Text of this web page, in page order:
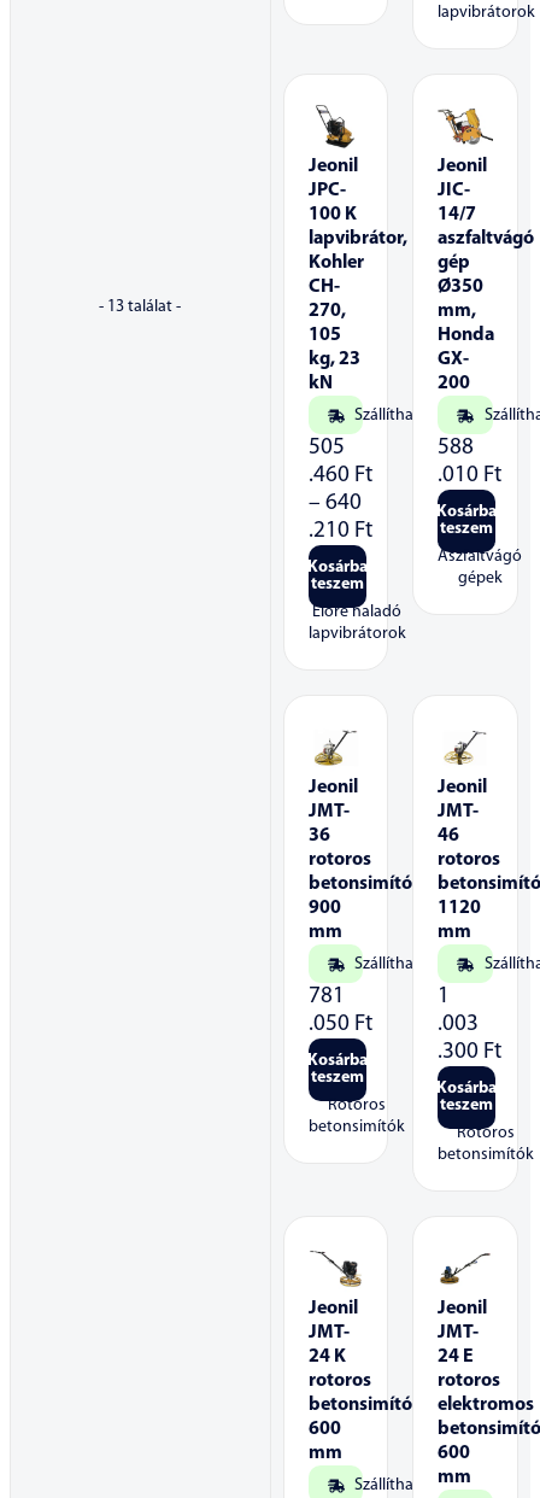
- 13 találat -
lapvibrátorok
Jeonil
JPC-
100 K
lapvibrátor,
Kohler
CH-
270,
105
kg, 23
kN
Szállítható
505
.460 Ft
– 640
.210 Ft
Kosárba
teszem
Előre haladó
lapvibrátorok
Jeonil
JIC-
14/7
aszfaltvágó
gép
Ø350
mm,
Honda
GX-
200
588
.010 Ft
Kosárba
teszem
Aszfaltvágó
gépek
Jeonil
JMT-
36
rotoros
betonsimító
900
mm
Szállítható
781
.050 Ft
Kosárba
teszem
Rotoros
betonsimítók
Jeonil
JMT-
46
rotoros
1120
mm
1
.003
.300 Ft
Kosárba
teszem
Rotoros
betonsimítók
Jeonil
JMT-
24 K
rotoros
betonsimító
600
mm
Szállítható
Jeonil
JMT-
24 E
rotoros
elektromos
600
mm